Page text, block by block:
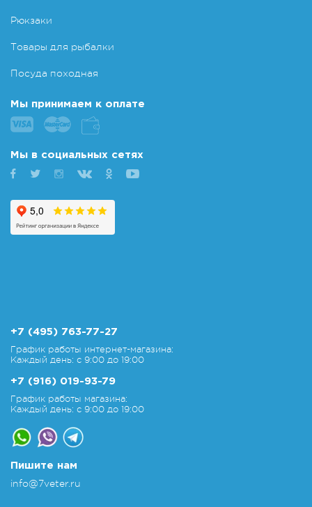
Рюкзаки
Товары для рыбалки
Посуда походная
Мы принимаем к оплате
Мы в социальных сетях
+7 (495) 763-77-27
График работы интернет-магазина:
Каждый день: с 9:00 до 19:00
+7 (916) 019-93-79
График работы магазина:
Каждый день: с 9:00 до 19:00
Пишите нам
info@7veter.ru